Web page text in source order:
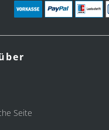
Seite